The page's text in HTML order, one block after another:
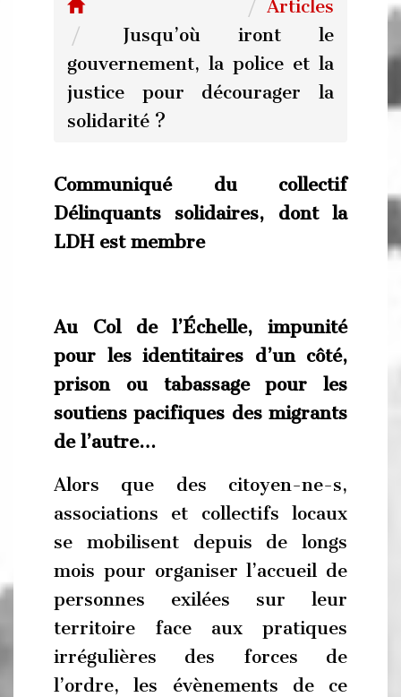
Articles
Jusqu’où iront le
gouvernement, la police et la
justice pour décourager la
solidarité ?
Communiqué du collectif
Délinquants solidaires, dont la
LDH est membre
Au Col de l’Échelle, impunité
pour les identitaires d’un côté,
prison ou tabassage pour les
soutiens pacifiques des migrants
de l’autre…
Alors que des citoyen-ne-s,
associations et collectifs locaux
se mobilisent depuis de longs
mois pour organiser l’accueil de
personnes exilées sur leur
territoire face aux pratiques
irrégulières des forces de
l’ordre, les évènements de ce